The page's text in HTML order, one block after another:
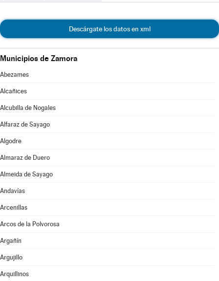
Descárgate los datos en xml
Municipios de Zamora
Abezames
Alcañices
Alcubilla de Nogales
Alfaraz de Sayago
Algodre
Almaraz de Duero
Almeida de Sayago
Andavías
Arcenillas
Arcos de la Polvorosa
Argañín
Argujillo
Arquillinos